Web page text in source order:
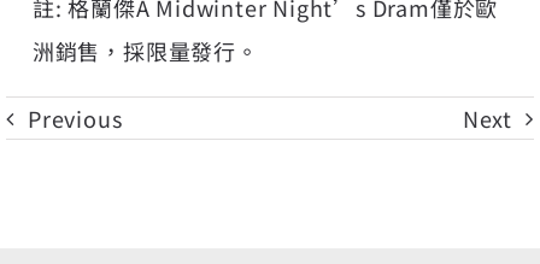
註: 格蘭傑A Midwinter Night’s Dram僅於歐
洲銷售，採限量發行。
Previous Next